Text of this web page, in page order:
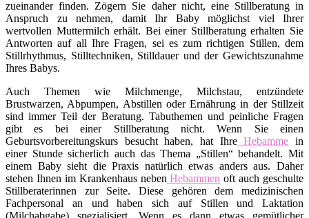
zueinander finden. Zögern Sie daher nicht, eine Stillberatung in
Anspruch zu nehmen, damit Ihr Baby möglichst viel Ihrer
wertvollen Muttermilch erhält. Bei einer Stillberatung erhalten Sie
Antworten auf all Ihre Fragen, sei es zum richtigen Stillen, dem
Stillrhythmus, Stilltechniken, Stilldauer und der Gewichtszunahme
Ihres Babys.
Auch Themen wie Milchmenge, Milchstau, entzündete
Brustwarzen, Abpumpen, Abstillen oder Ernährung in der Stillzeit
sind immer Teil der Beratung. Tabuthemen und peinliche Fragen
gibt es bei einer Stillberatung nicht. Wenn Sie einen
Geburtsvorbereitungskurs besucht haben, hat IhreHebamme in
einer Stunde sicherlich auch das Thema „Stillen“ behandelt. Mit
einem Baby sieht die Praxis natürlich etwas anders aus. Daher
stehen Ihnen im Krankenhaus neben Hebammen oft auch geschulte
Stillberaterinnen zur Seite. Diese gehören dem medizinischen
Fachpersonal an und haben sich auf Stillen und Laktation
(Milchabgabe) spezialisiert. Wenn es dann etwas gemütlicher